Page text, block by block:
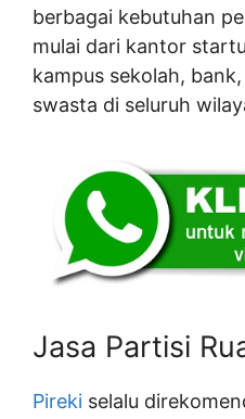
berbagai kebutuhan
mulai dari kantor
kampus sekolah,
swasta di seluruh
Jasa Partisi
Pireki selalu